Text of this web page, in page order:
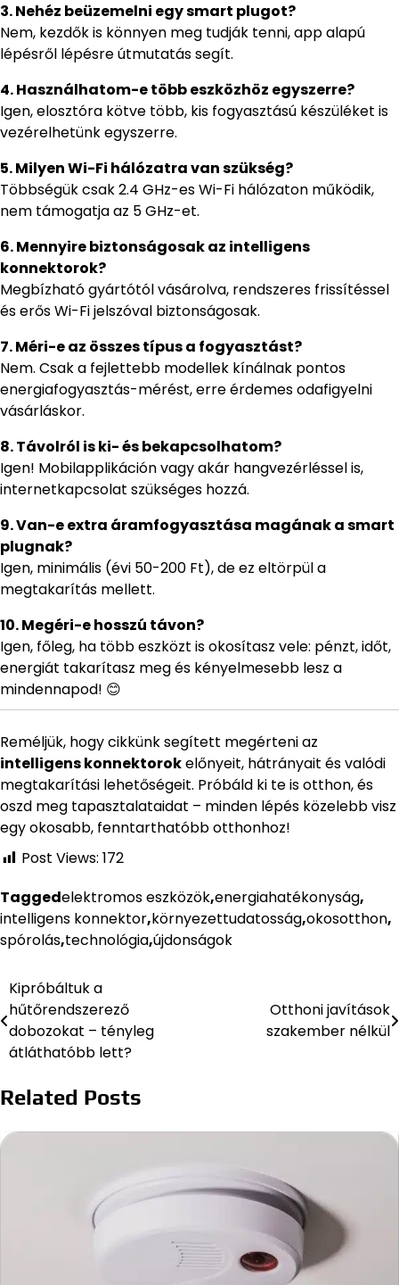
3. Nehéz beüzemelni egy smart plugot?
Nem, kezdők is könnyen meg tudják tenni, app alapú
lépésről lépésre útmutatás segít.
4. Használhatom-e több eszközhöz egyszerre?
Igen, elosztóra kötve több, kis fogyasztású készüléket is
vezérelhetünk egyszerre.
5. Milyen Wi-Fi hálózatra van szükség?
Többségük csak 2.4 GHz-es Wi-Fi hálózaton működik,
nem támogatja az 5 GHz-et.
6. Mennyire biztonságosak az intelligens
konnektorok?
Megbízható gyártótól vásárolva, rendszeres frissítéssel
és erős Wi-Fi jelszóval biztonságosak.
7. Méri-e az összes típus a fogyasztást?
Nem. Csak a fejlettebb modellek kínálnak pontos
energiafogyasztás-mérést, erre érdemes odafigyelni
vásárláskor.
8. Távolról is ki- és bekapcsolhatom?
Igen! Mobilapplikáción vagy akár hangvezérléssel is,
internetkapcsolat szükséges hozzá.
9. Van-e extra áramfogyasztása magának a smart
plugnak?
Igen, minimális (évi 50-200 Ft), de ez eltörpül a
megtakarítás mellett.
10. Megéri-e hosszú távon?
Igen, főleg, ha több eszközt is okosítasz vele: pénzt, időt,
energiát takarítasz meg és kényelmesebb lesz a
mindennapod! 😊
Reméljük, hogy cikkünk segített megérteni az
intelligens konnektorokelőnyeit, hátrányait és valódi
megtakarítási lehetőségeit. Próbáld ki te is otthon, és
oszd meg tapasztalataidat – minden lépés közelebb visz
egy okosabb, fenntarthatóbb otthonhoz!
Post Views: 172
Taggedelektromos eszközök,energiahatékonyság,
intelligens konnektor,környezettudatosság,okosotthon,
spórolás,technológia,újdonságok
Bejegyzés
navigáció
Kipróbáltuk a
hűtőrendszerező
dobozokat – tényleg
átláthatóbb lett?
Otthoni javítások
szakember nélkül
Related Posts